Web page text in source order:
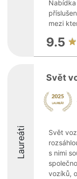
mezi
9.5
Laureáti
Svět
Svět
s nimi
vozíků,